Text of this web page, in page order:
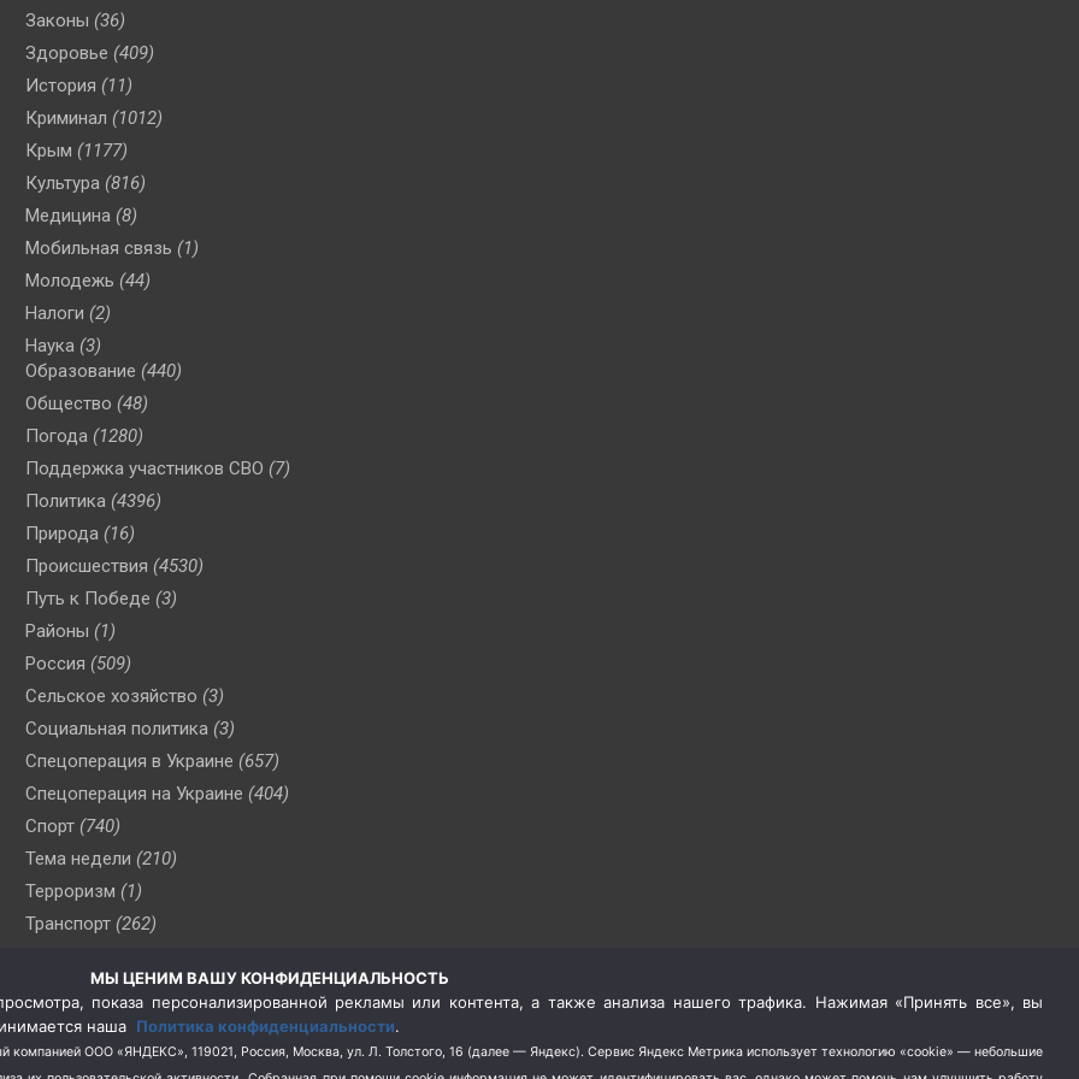
Законы (36)
Здоровье (409)
История (11)
Криминал (1012)
Крым (1177)
Культура (816)
Медицина (8)
Мобильная связь (1)
Молодежь (44)
Налоги (2)
Наука (3)
Образование (440)
Общество (48)
Погода (1280)
Поддержка участников СВО (7)
Политика (4396)
Природа (16)
Происшествия (4530)
Путь к Победе (3)
Районы (1)
Россия (509)
Сельское хозяйство (3)
Социальная политика (3)
Спецоперация в Украине (657)
Спецоперация на Украине (404)
Спорт (740)
Тема недели (210)
Терроризм (1)
Транспорт (262)
(76)
Цены (2)
Школа и спорт (2)
МЫ ЦЕНИМ ВАШУ КОНФИДЕНЦИАЛЬНОСТЬ
показа персонализированной рекламы или контента, а также анализа нашего трафика. Нажимая «Принять все», вы
наша Политика конфиденциальности.
компанией ООО «ЯНДЕКС», 119021, Россия, Москва, ул. Л. Толстого, 16 (далее — Яндекс). Сервис Яндекс Метрика использует технологию «cookie» — небольшие